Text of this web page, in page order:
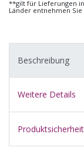
**gilt für Lieferungen
Länder entnehmen
Beschreibung
Weitere Details